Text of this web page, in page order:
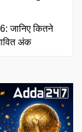
जानिए कितने
अंक